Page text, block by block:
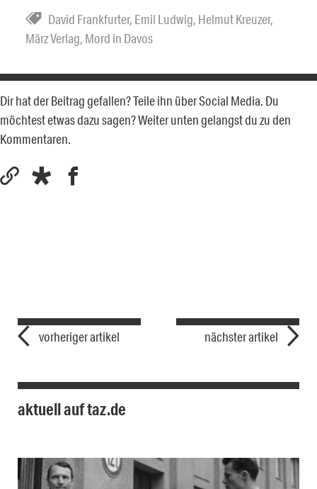
David Frankfurter, Emil Ludwig, Helmut Kreuzer,
März Verlag, Mord in Davos
Dir hat der Beitrag gefallen? Teile ihn über Social Media. Du
möchtest etwas dazu sagen? Weiter unten gelangst du zu den
Kommentaren.
vorheriger artikel nächster artikel
aktuell auf taz.de